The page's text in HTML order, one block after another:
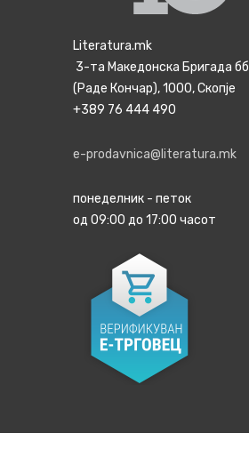
Literatura.mk
3-та Македонска Бригада бб
(Раде Кончар), 1000, Скопје
+389 76 444 490
e-prodavnica@literatura.mk
понеделник - петок
од 09:00 до 17:00 часот